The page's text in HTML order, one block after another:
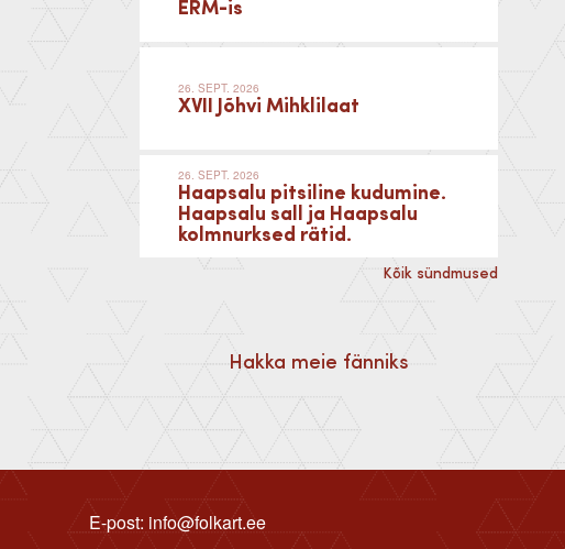
ERM-is
26. SEPT. 2026
XVII Jõhvi Mihklilaat
26. SEPT. 2026
Haapsalu pitsiline kudumine.
Haapsalu sall ja Haapsalu
kolmnurksed rätid.
Kõik sündmused
Hakka meie fänniks
E-post: info@folkart.ee